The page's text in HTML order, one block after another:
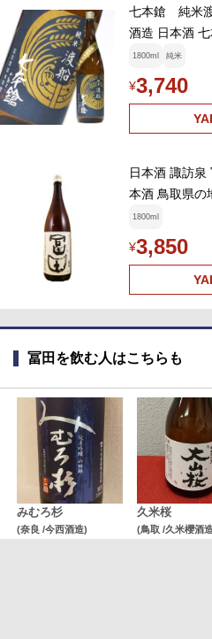
七本鎗 純米
酒造 日本酒
1800ml 純米
¥3,740
日本酒 諏訪泉
本酒 鳥取県の
1800ml
¥3,850
冨田を飲む人はこちらも
みむろ杉
(奈良 /今西酒造)
久米桜
(鳥取 /久米櫻酒